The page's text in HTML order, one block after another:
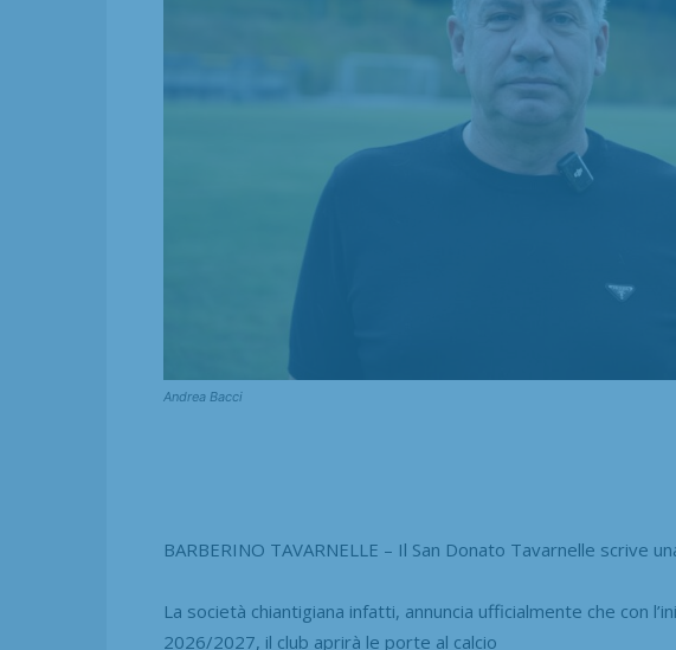
Andrea Bacci
BARBERINO TAVARNELLE – Il San Donato Tavarnelle scrive
La società chiantigiana infatti, annuncia ufficialmente che con
2026/2027, il club aprirà le porte al calcio